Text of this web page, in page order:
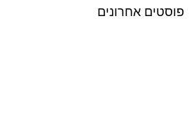
פוסטים אחרונים